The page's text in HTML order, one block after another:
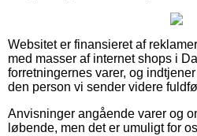
Websitet er finansieret af
med masser af internet shops i
forretningernes varer, og
den person vi sender videre
Anvisninger angående varer og
løbende, men det er umuligt for